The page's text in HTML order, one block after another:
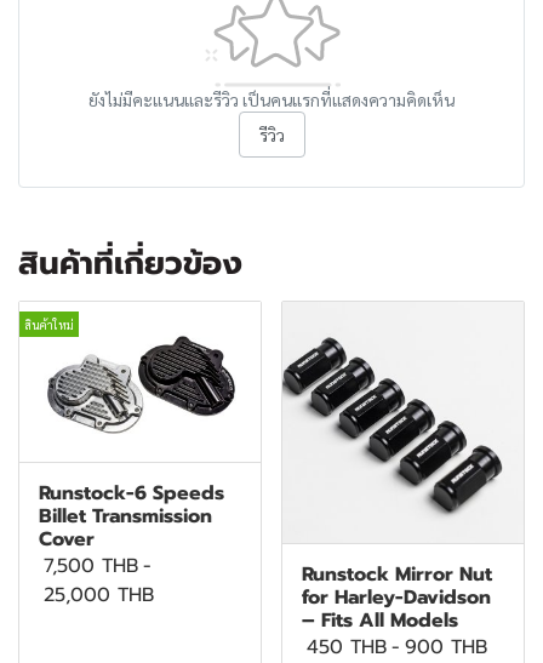
ยังไม่มีคะแนนและรีวิว เป็นคนแรกที่แสดงความคิดเห็น
รีวิว
สินค้าที่เกี่ยวข้อง
สินค้าใหม่
Runstock-6 Speeds
Billet Transmission
Cover
7,500 THB-
25,000 THB
Runstock Mirror Nut
for Harley-Davidson
– Fits All Models
450 THB- 900 THB